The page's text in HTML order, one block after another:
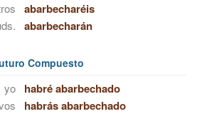
abarbecharéis
abarbecharán
Compuesto
yo habré abarbechado
habrás abarbechado